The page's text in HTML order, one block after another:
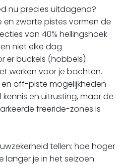
nu precies uitdagend?
en zwarte pistes vormen de
van 40% hellingshoek
niet elke dag
er buckels (hobbels)
werken voor je bochten.
off-piste mogelijkheden
en uitrusting, maar de
freeride-zones is
tellen: hoe hoger
langer je in het seizoen